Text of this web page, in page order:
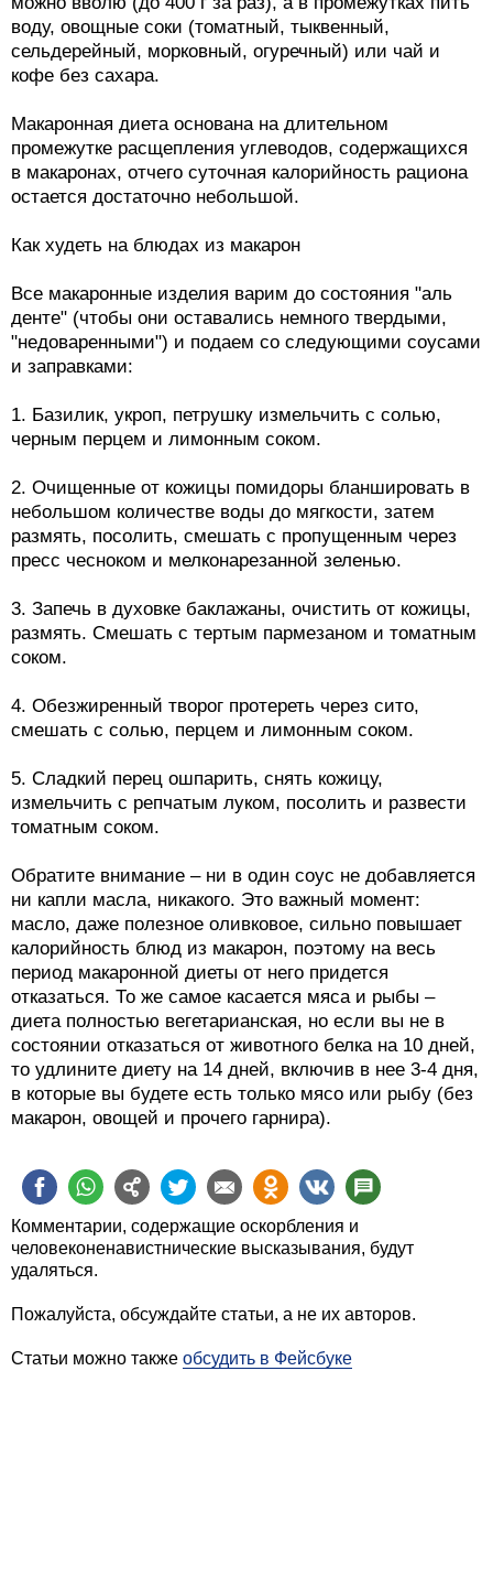
воду, овощные соки (томатный, тыквенный,
сельдерейный, морковный, огуречный) или чай и
кофе без сахара.
Макаронная диета основана на длительном
промежутке расщепления углеводов, содержащихся
в макаронах, отчего суточная калорийность рациона
остается достаточно небольшой.
Как худеть на блюдах из макарон
Все макаронные изделия варим до состояния "аль
денте" (чтобы они оставались немного твердыми,
"недоваренными") и подаем со следующими соусами
и заправками:
1. Базилик, укроп, петрушку измельчить с солью,
черным перцем и лимонным соком.
2. Очищенные от кожицы помидоры бланшировать в
небольшом количестве воды до мягкости, затем
размять, посолить, смешать с пропущенным через
пресс чесноком и мелконарезанной зеленью.
3. Запечь в духовке баклажаны, очистить от кожицы,
размять. Смешать с тертым пармезаном и томатным
соком.
4. Обезжиренный творог протереть через сито,
смешать с солью, перцем и лимонным соком.
5. Сладкий перец ошпарить, снять кожицу,
измельчить с репчатым луком, посолить и развести
томатным соком.
Обратите внимание – ни в один соус не добавляется
ни капли масла, никакого. Это важный момент:
масло, даже полезное оливковое, сильно повышает
калорийность блюд из макарон, поэтому на весь
период макаронной диеты от него придется
отказаться. То же самое касается мяса и рыбы –
диета полностью вегетарианская, но если вы не в
состоянии отказаться от животного белка на 10 дней,
то удлините диету на 14 дней, включив в нее 3-4 дня,
в которые вы будете есть только мясо или рыбу (без
макарон, овощей и прочего гарнира).
Комментарии, содержащие оскорбления и
человеконенавистнические высказывания, будут
удаляться.
Пожалуйста, обсуждайте статьи, а не их авторов.
Статьи можно также обсудить в Фейсбуке